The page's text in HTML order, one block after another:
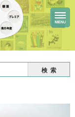
検索